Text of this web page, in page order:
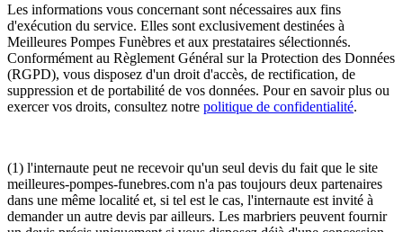
Les informations vous concernant sont nécessaires aux fins
d'exécution du service. Elles sont exclusivement destinées à
Meilleures Pompes Funèbres et aux prestataires sélectionnés.
Conformément au Règlement Général sur la Protection des Données
(RGPD), vous disposez d'un droit d'accès, de rectification, de
suppression et de portabilité de vos données. Pour en savoir plus ou
exercer vos droits, consultez notre politique de confidentialité.
(1) l'internaute peut ne recevoir qu'un seul devis du fait que le site
meilleures-pompes-funebres.com n'a pas toujours deux partenaires
dans une même localité et, si tel est le cas, l'internaute est invité à
demander un autre devis par ailleurs. Les marbriers peuvent fournir